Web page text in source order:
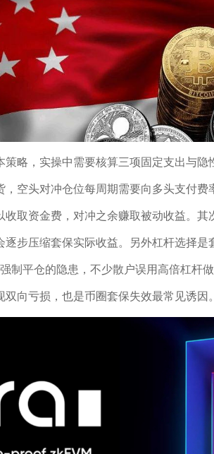
策略，实操中需要核算三项固定支出与
空头对冲仓位每周期需要向多头支付费
取资金费，对冲之余赚取被动收益。其
步压缩套保实际收益。另外杠杆选择
制平仓的隐患，不少散户误用高倍杠杆
向亏损，也是币圈套保失效最常见诱因。